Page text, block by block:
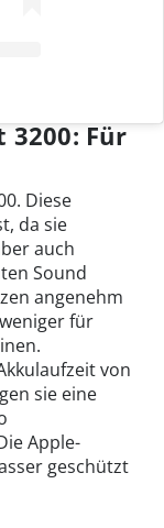
3200: Für
Diese
da sie
auch
Sound
angenehm
für
von
sie eine
Apple-
geschützt